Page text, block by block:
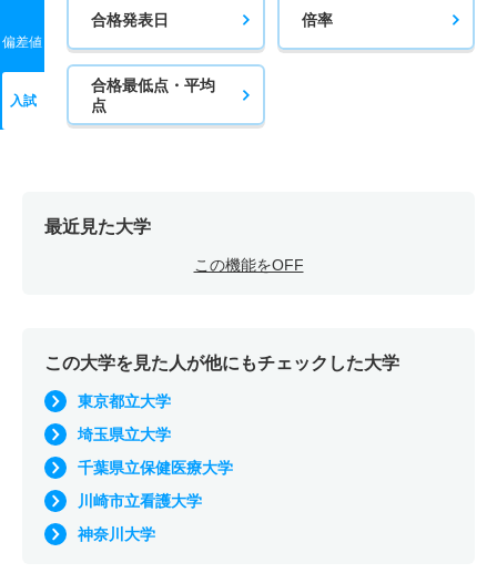
偏差値
入試
合格発表日 倍率
合格最低点・平均
点
最近見た大学
この機能をOFF
この大学を見た人が他にもチェックした大学
東京都立大学
埼玉県立大学
千葉県立保健医療大学
川崎市立看護大学
神奈川大学